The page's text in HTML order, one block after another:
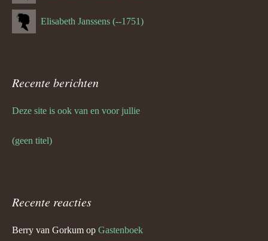
Elisabeth Janssens (--1751)
Recente berichten
Deze site is ook van en voor jullie
(geen titel)
Recente reacties
Berry van Gorkum op Gastenboek